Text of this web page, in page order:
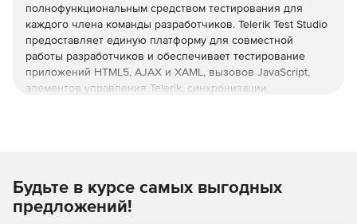
полнофункциональным средством тестирования для
каждого члена команды разработчиков. Telerik Test Studio
предоставляет единую платформу для совместной
работы разработчиков и обеспечивает тестирование
приложений HTML5, AJAX и XAML, вызовов JavaScript,
элементов управления Telerik, синхронизации
Тестирование производительности
Сбор данных по времени обработки данных на сервере,
Будьте в курсе самых выгодных
предложений!